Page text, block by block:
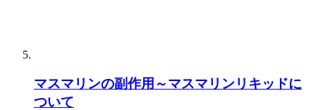
マスマリンの副作用～マスマリンリキッドに
ついて